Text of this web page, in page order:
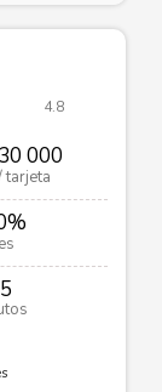
4.8
000
tarjeta